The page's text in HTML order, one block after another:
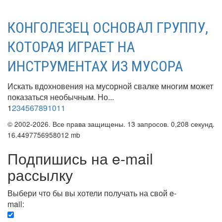
КОНГОЛЕЗЕЦ ОСНОВАЛ ГРУППУ,
КОТОРАЯ ИГРАЕТ НА
ИНСТРУМЕНТАХ ИЗ МУСОРА
Искать вдохновения на мусорной свалке многим может
показаться необычным. Но...
1234567891011
© 2002-2026. Все права защищены. 13 запросов. 0,208 секунд.
16.4497756958012 mb
Подпишись на e-mail
рассылку
Выбери что бы вы хотели получать на свой e-
mail: